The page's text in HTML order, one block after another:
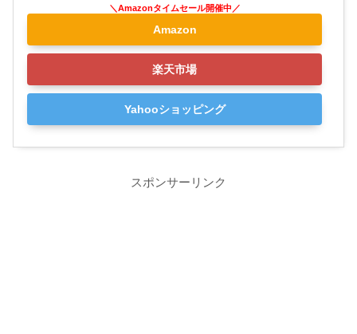
Amazon
楽天市場
Yahooショッピング
スポンサーリンク